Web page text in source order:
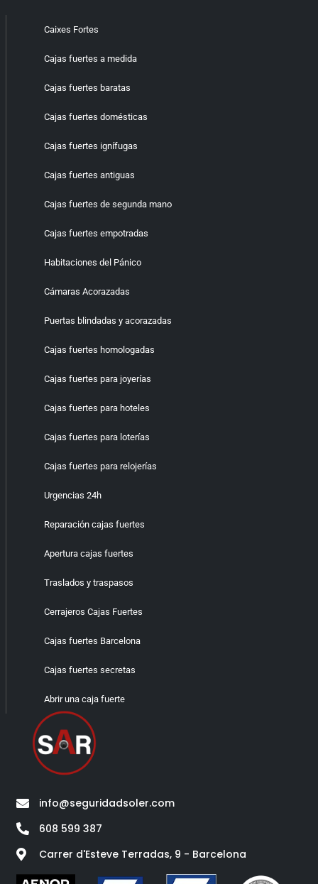
info@seguridadsoler.com
608 599 387
Carrer d'Esteve Terradas, 9 - Barcelona​
Caixes Fortes
Cajas fuertes a medida
Cajas fuertes baratas
Cajas fuertes domésticas
Cajas fuertes ignífugas
Cajas fuertes antiguas
Cajas fuertes de segunda mano
Cajas fuertes empotradas
Habitaciones del Pánico
Cámaras Acorazadas
Puertas blindadas y acorazadas
Cajas fuertes homologadas
Cajas fuertes para joyerías
Cajas fuertes para hoteles
Cajas fuertes para loterías
Cajas fuertes para relojerías
Urgencias 24h
Reparación cajas fuertes
Apertura cajas fuertes
Traslados y traspasos
Cerrajeros Cajas Fuertes
Cajas fuertes Barcelona
Cajas fuertes secretas
Abrir una caja fuerte